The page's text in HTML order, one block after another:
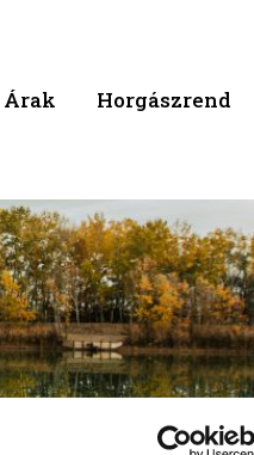
Árak Horgászrend